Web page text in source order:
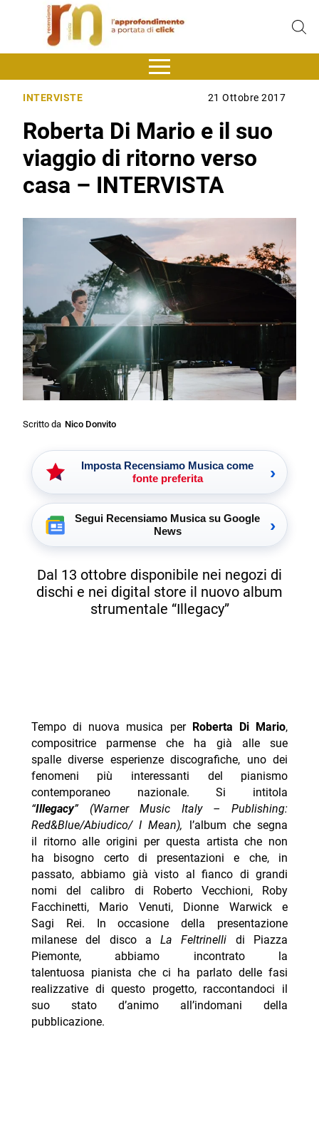
INTERVISTE 21 Ottobre 2017
Roberta Di Mario e il suo
viaggio di ritorno verso
casa – INTERVISTA
Scritto da Nico Donvito
Imposta Recensiamo Musica come
fonte preferita
›
Segui Recensiamo Musica su Google
News
›
Dal 13 ottobre disponibile nei negozi di
dischi e nei digital store il nuovo album
strumentale “Illegacy”
Tempo di nuova musica per Roberta Di Mario,
compositrice parmense che ha già alle sue
spalle diverse esperienze discografiche, uno dei
fenomeni più interessanti del pianismo
contemporaneo nazionale.Si intitola
“Illegacy” (Warner Music Italy – Publishing:
Red&Blue/Abiudico/ I Mean),
l’album che segna
il ritorno alle origini per questa artista che non
ha bisogno certo di presentazioni e che, in
passato, abbiamo già visto al fianco di grandi
nomi del calibro di Roberto Vecchioni, Roby
Facchinetti, Mario Venuti, Dionne Warwick e
Sagi Rei. In occasione della presentazione
milanese del disco aLa Feltrinelli di Piazza
Piemonte, abbiamo incontrato la
talentuosa pianista che ci ha parlato delle fasi
realizzative di questo progetto, raccontandoci il
suo stato d’animo all’indomani della
pubblicazione.